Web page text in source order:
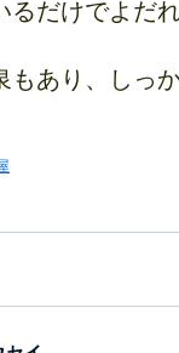
るだけでよだ
もあり、しっ